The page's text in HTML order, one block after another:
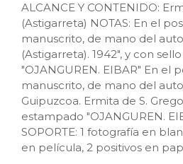
ALCANCE Y CONTENIDO:
(Astigarreta) NOTAS: En el
manuscrito, de mano del
(Astigarreta). 1942", y con
"OJANGUREN. EIBAR" En el
manuscrito, de mano del
Guipuzcoa. Ermita de S.
estampado "OJANGUREN.
SOPORTE: 1 fotografía en
en película, 2 positivos en